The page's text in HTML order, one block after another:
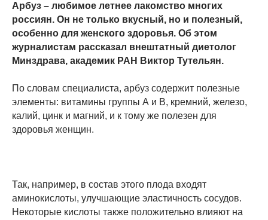
Арбуз – любимое летнее лакомство многих
россиян. Он не только вкусный, но и полезный,
особенно для женского здоровья. Об этом
журналистам рассказал внештатный диетолог
Минздрава, академик РАН Виктор Тутельян.
По словам специалиста, арбуз содержит полезные
элементы: витамины группы А и В, кремний, железо,
калий, цинк и магний, и к тому же полезен для
здоровья женщин.
Так, например, в состав этого плода входят
аминокислоты, улучшающие эластичность сосудов.
Некоторые кислоты также положительно влияют на